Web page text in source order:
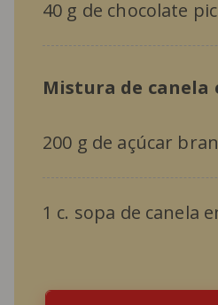
40 g de chocolate
Mistura de canela
200 g de açúcar
1 c. sopa de canela